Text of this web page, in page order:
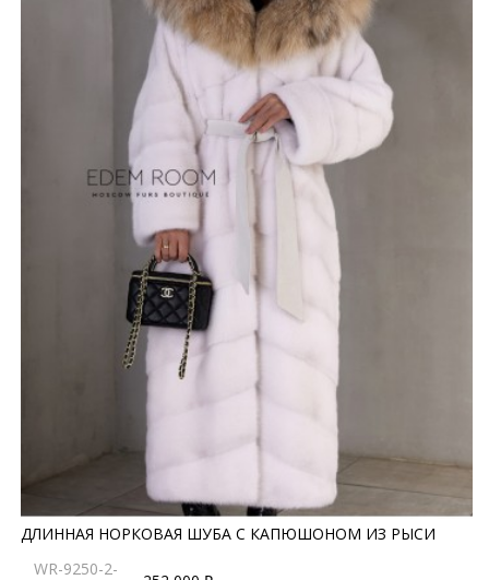
ДЛИННАЯ НОРКОВАЯ ШУБА С КАПЮШОНОМ ИЗ РЫСИ
WR-9250-2-